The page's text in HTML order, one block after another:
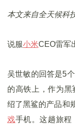
本文来自全天候科
说服小米CEO雷军
吴世敏的回答是5
的高铁上，作为黑
绍了黑鲨的产品和
戏手机。这趟旅程